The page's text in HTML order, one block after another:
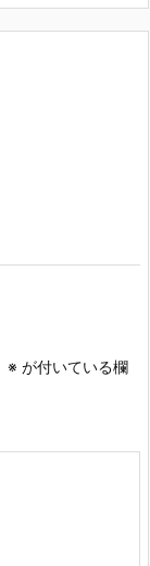
※ が付いている欄